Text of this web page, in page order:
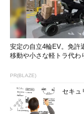
一部の環境に関して
を共有しているサイト
パートナー企業がソリ
「Monitoring and
す。このサイトでは、
で、より早く目的の
になっています。
安定の自立4輪EV。免許
移動や小さな軽トラ代わ
PR(BLAZE)
セキュ